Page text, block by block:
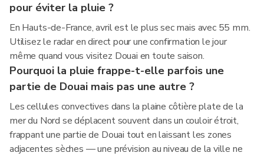
pour éviter la pluie ?
En Hauts-de-France, avril est le plus sec mais avec 55 mm.
Utilisez le radar en direct pour une confirmation le jour
même quand vous visitez Douai en toute saison.
Pourquoi la pluie frappe-t-elle parfois une
partie de Douai mais pas une autre ?
Les cellules convectives dans la plaine côtière plate de la
mer du Nord se déplacent souvent dans un couloir étroit,
frappant une partie de Douai tout en laissant les zones
adjacentes sèches — une prévision au niveau de la ville ne